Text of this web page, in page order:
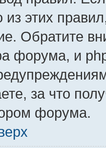
этих
Обратите
форума, и
за что
форума.